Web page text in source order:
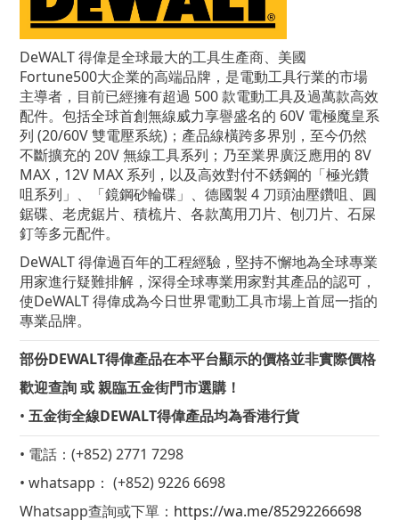
DeWALT 得偉是全球最大的工具生產商、美國
Fortune500大企業的高端品牌，是電動工具行業的市場
主導者，目前已經擁有超過 500 款電動工具及過萬款高效
配件。包括全球首創無線威力享譽盛名的 60V 電極魔皇系
列 (20/60V 雙電壓系統)；產品線橫跨多界別，至今仍然
不斷擴充的 20V 無線工具系列；乃至業界廣泛應用的 8V
MAX，12V MAX 系列，以及高效對付不銹鋼的「極光鑽
咀系列」、「鏡鋼砂輪碟」、德國製 4 刀頭油壓鑽咀、圓
鋸碟、老虎鋸片、積梳片、各款萬用刀片、刨刀片、石屎
釘等多元配件。
DeWALT得偉過百年的工程經驗，堅持不懈地為全球專業
用家進行疑難排解，深得全球專業用家對其產品的認可，
使DeWALT得偉成為今日世界電動工具市場上首屈一指的
專業品牌。
部份DEWALT得偉產品在本平台顯示的價格並非實際價格
歡迎查詢 或 親臨五金街門市選購！
• 五金街全線DEWALT得偉產品均為香港行貨
• 電話：(+852) 2771 7298
• whatsapp： (+852) 9226 6698
Whatsapp查詢或下單： https://wa.me/85292266698